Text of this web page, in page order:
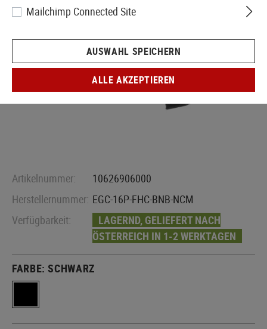
Artikelnummer:
10626906000
Herstellernummer: EGC-16P-FHC-BNB-NCM
Verfügbarkeit:
LAGERND, GELIEFERT NACH
ÖSTERREICH IN 1-2 WERKTAGEN
FARBE:SCHWARZ
Mailchimp Connected Site
AUSWAHL SPEICHERN
ALLE AKZEPTIEREN